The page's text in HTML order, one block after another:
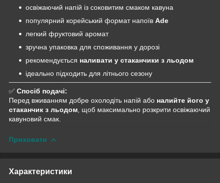
освіжаючий напій із соковитим смаком кавуна
популярний корейський формат напоїв Ade
легкий фруктовий аромат
зручна упаковка для споживання у дорозі
рекомендується наливати у стаканчики з льодом
ідеально підходить для літнього сезону
✅ Спосіб подачі:
Перед вживанням добре охолодіть напій або налийте його у
стаканчик з льодом , щоб максимально розкрити освіжаючий
кавуновий смак.
Приховати
Характеристики